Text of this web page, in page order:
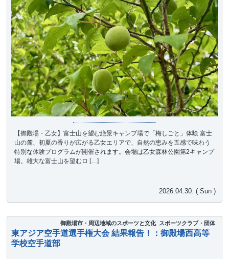
【御殿場・乙女】富士山を望む絶景キャンプ場で「梅しごと」体験 富士
山の麓、初夏の香りが広がる乙女エリアで、自然の恵みを五感で味わう
特別な体験プログラムが開催されます。会場は乙女森林公園第2キャンプ
場。雄大な富士山を望むロ […]
2026.04.30. ( Sun )
御殿場市・周辺地域のスポーツと文化 スポーツクラブ・団体
東アジア空手道選手権大会 結果報告！：御殿場西高等
学校空手道部